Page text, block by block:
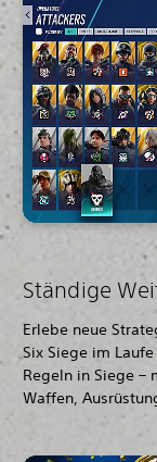
Ständige
Erlebe neue
Six Siege im
Regeln in Siege –
Waffen,